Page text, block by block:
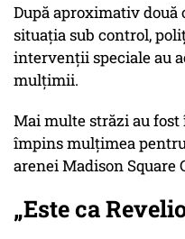
După aproximativ două
situația sub control,
intervenții speciale au
mulțimii.
Mai multe străzi au
împins mulțimea
arenei Madison Square
„Este ca